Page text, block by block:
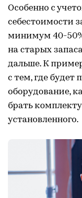
Особенно с
себестоимости
минимум 40-
на старых
дальше. К
с тем, где будет
оборудование,
брать
установленного.